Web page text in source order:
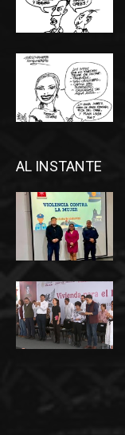
AL INSTANTE